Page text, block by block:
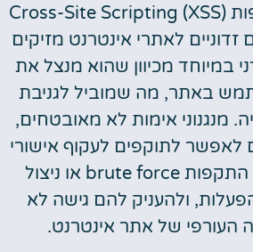
באופן דומה, התקפות Cross-Site Scripting (XSS)
לאתרי אינטרנט מזיקים
במיוחד מכיוון שהוא מנצל את
באתר, מה שמוביל לגניבת
מנגנוני אימות לא מאובטחים,
לאפשר לתוקפים לעקוף אישורי
כניסה באמצעות התקפות brute force או ניצול
הפעלות, ולהעניק להם גישה לא
העורפי של אתר אינטרנט.